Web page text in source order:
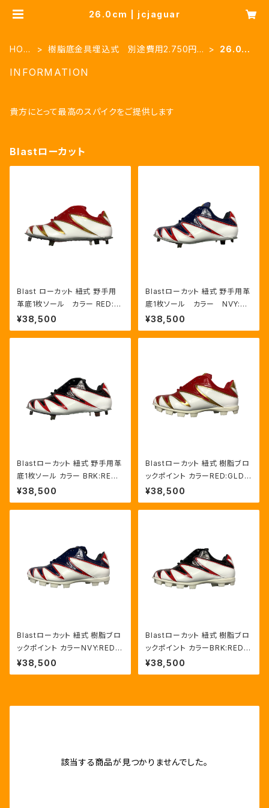
26.0cm | jcjaguar
HOM
樹脂底金具埋込式 別途費用2.750円必
26.0c
INFORMATION
貴方にとって最高のスパイクをご提供します
Blastローカット
Blast ローカット 紐式 野手用
革底1枚ソール カラー RED:G
LD/WHT
¥38,500
Blastローカット 紐式 野手用革
底1枚ソール カラー NVY:RE
D/HWT
¥38,500
Blastローカット 紐式 野手用革
底1枚ソール カラー BRK:RED/
HWT
¥38,500
Blastローカット 紐式 樹脂ブロ
ックポイント カラーRED:GLD/
HWT
¥38,500
Blastローカット 紐式 樹脂ブロ
ックポイント カラーNVY:RED/
HWT
¥38,500
Blastローカット 紐式 樹脂ブロ
ックポイント カラーBRK:RED/
HWT
¥38,500
該当する商品が見つかりませんでした。